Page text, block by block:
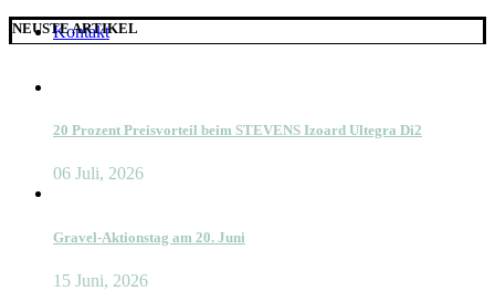
Kontakt
NEUSTE ARTIKEL
20 Prozent Preisvorteil beim STEVENS Izoard Ultegra Di2
06 Juli, 2026
Gravel-Aktionstag am 20. Juni
15 Juni, 2026